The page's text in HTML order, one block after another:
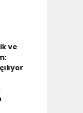
ve